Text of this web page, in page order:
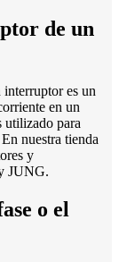
de un
interruptor es un
en un
utilizado para
nuestra tienda
y
JUNG.
o el